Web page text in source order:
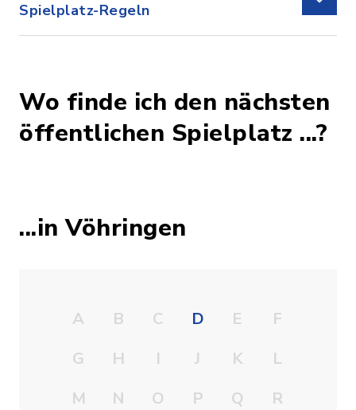
Spielplatz-Regeln
Wo finde ich den nächsten
öffentlichen Spielplatz ...?
...in Vöhringen
A B C D E
F
G
H I J K
L
M
N O P Q
R